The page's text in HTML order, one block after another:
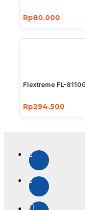
Rp80.000
Flextreme FL-
Rp294.500